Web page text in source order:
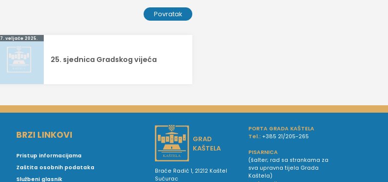
Povratak
7. veljače 2025.
25. sjednica Gradskog vijeća
BRZI LINKOVI
Pristup informacijama
Zaštita osobnih podataka
Službeni glasnik
GRAD
KAŠTELA
Braće Radić 1, 21212 Kaštel
Sućurac
PORTA GRADA KAŠTELA
Tel.: +385 21/205-265
PISARNICA
(šalter; rad sa strankama za
sva upravna tijela Grada
Kaštela)